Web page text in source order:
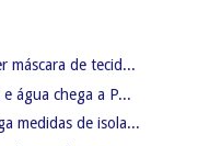
máscara de tecid...
água chega a P...
medidas de isola...